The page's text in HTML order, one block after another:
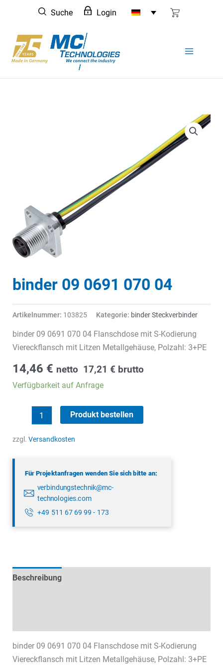
springen
Suche Login
binder 09 0691 070 04
Artikelnummer: 103825 Kategorie: binder Steckverbinder
binder 09 0691 070 04 Flanschdose mit S-Kodierung
Viereckflansch mit Litzen Metallgehäuse, Polzahl: 3+PE
14,46 € netto 17,21 € brutto
Verfügbarkeit auf Anfrage
0691
Produkt bestellen
zzgl. Versandkosten
Für Projektanfragen wenden Sie sich bitte an:
verbindungstechnik@mc-
technologies.com
+49 511 67 69 99 - 173
Beschreibung
binder 09 0691 070 04 Flanschdose mit S-Kodierung
Viereckflansch mit Litzen Metallgehäuse, Polzahl: 3+PE